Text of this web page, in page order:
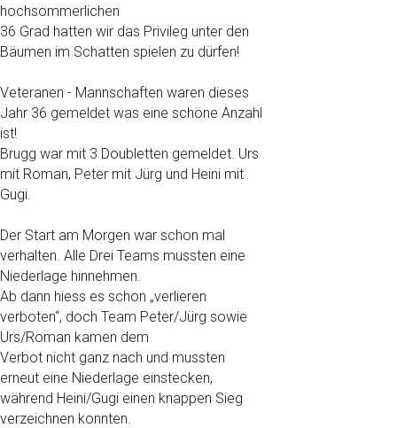
hochsommerlichen
36 Grad hatten wir das Privileg unter den
Bäumen im Schatten spielen zu dürfen!
Veteranen - Mannschaften waren dieses
Jahr 36 gemeldet was eine schöne Anzahl
ist!
Brugg war mit 3 Doubletten gemeldet. Urs
mit Roman, Peter mit Jürg und Heini mit
Gugi.
Der Start am Morgen war schon mal
verhalten. Alle Drei Teams mussten eine
Niederlage hinnehmen.
Ab dann hiess es schon „verlieren
verboten“, doch Team Peter/Jürg sowie
Urs/Roman kamen dem
Verbot nicht ganz nach und mussten
erneut eine Niederlage einstecken,
während Heini/Gugi einen knappen Sieg
verzeichnen konnten.